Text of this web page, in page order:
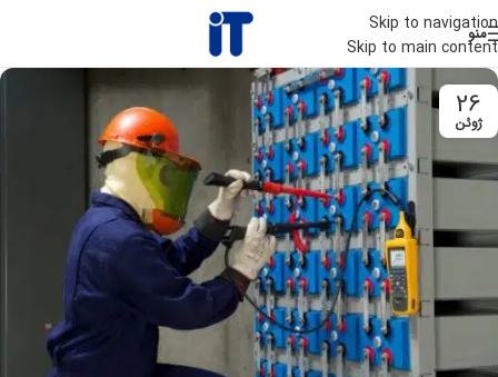
Skip to navigation
Skip to main content
منو
26
ژوئن